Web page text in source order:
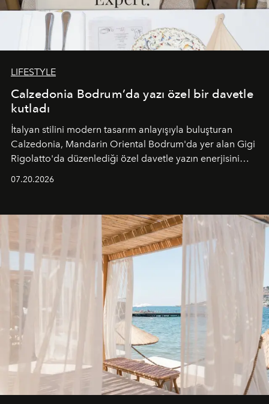
LIFESTYLE
Calzedonia Bodrum’da yazı özel bir davetle
kutladı
İtalyan stilini modern tasarım anlayışıyla buluşturan
Calzedonia, Mandarin Oriental Bodrum'da yer alan Gigi
Rigolatto'da düzenlediği özel davetle yazın enerjisini
07.20.2026